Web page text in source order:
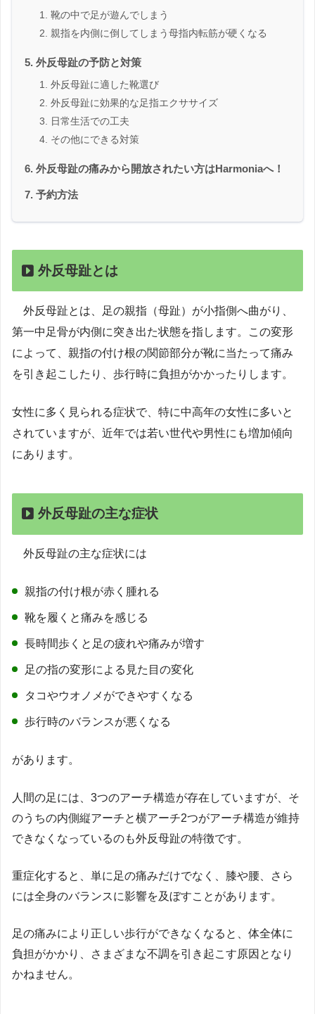
靴の中で足が遊んでしまう
親指を内側に倒してしまう母指内転筋が硬くなる
外反母趾の予防と対策
外反母趾に適した靴選び
外反母趾に効果的な足指エクササイズ
日常生活での工夫
その他にできる対策
外反母趾の痛みから開放されたい方はHarmoniaへ！
予約方法
外反母趾とは
外反母趾とは、足の親指（母趾）が小指側へ曲がり、
第一中足骨が内側に突き出た状態を指します。この変形
によって、親指の付け根の関節部分が靴に当たって痛み
を引き起こしたり、歩行時に負担がかかったりします。
女性に多く見られる症状で、特に中高年の女性に多いと
されていますが、近年では若い世代や男性にも増加傾向
にあります。
外反母趾の主な症状
外反母趾の主な症状には
親指の付け根が赤く腫れる
靴を履くと痛みを感じる
長時間歩くと足の疲れや痛みが増す
足の指の変形による見た目の変化
タコやウオノメができやすくなる
歩行時のバランスが悪くなる
があります。
人間の足には、3つのアーチ構造が存在していますが、そ
のうちの内側縦アーチと横アーチ2つがアーチ構造が維持
できなくなっているのも外反母趾の特徴です。
重症化すると、単に足の痛みだけでなく、膝や腰、さら
には全身のバランスに影響を及ぼすことがあります。
足の痛みにより正しい歩行ができなくなると、体全体に
負担がかかり、さまざまな不調を引き起こす原因となり
かねません。